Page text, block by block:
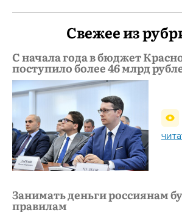
Свежее из
С начала года в бюджет
поступило более 46 млрд
Занимать деньги россиянам
правилам